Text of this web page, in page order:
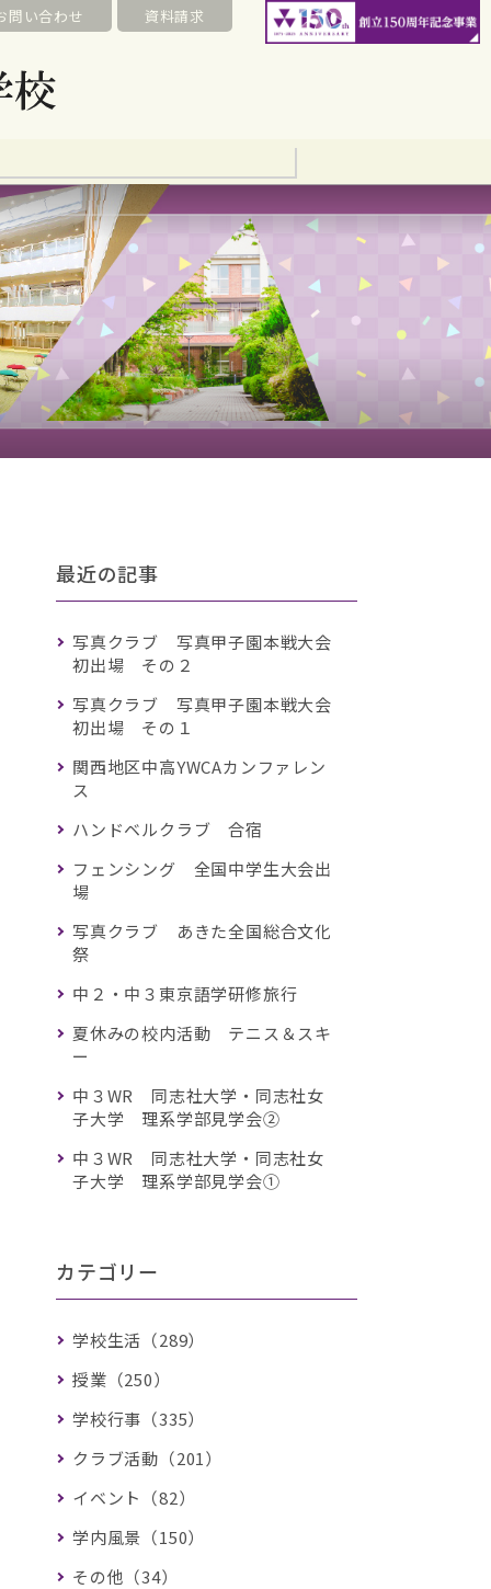
問い合わせ 資料請求
最近の記事
写真クラブ 写真甲子園本戦大会
初出場 その２
写真クラブ 写真甲子園本戦大会
初出場 その１
関西地区中高YWCAカンファレン
ス
ハンドベルクラブ 合宿
フェンシング 全国中学生大会出
場
写真クラブ あきた全国総合文化
祭
中２・中３東京語学研修旅行
夏休みの校内活動 テニス＆スキ
ー
中３WR 同志社大学・同志社女
子大学 理系学部見学会②
中３WR 同志社大学・同志社女
子大学 理系学部見学会①
カテゴリー
学校生活（289）
授業（250）
学校行事（335）
クラブ活動（201）
イベント（82）
学内風景（150）
その他（34）